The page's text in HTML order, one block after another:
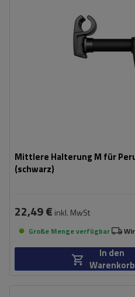
Mittlere Halterung M für
(schwarz)
22,49 € inkl. MwSt
Große Menge verfügbar
In den
Warenkorb